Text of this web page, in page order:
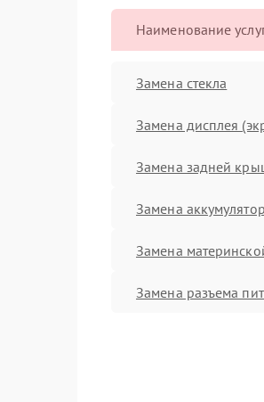
Наименование
Замена стекла
Замена дисплея
Замена задней
Замена
Замена
Замена разъема